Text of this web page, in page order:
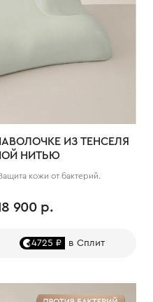
ИЗ ТЕНСЕЛЯ
НИТЬЮ
кожи от бактерий.
900 р.
4725 ₽ в Сплит